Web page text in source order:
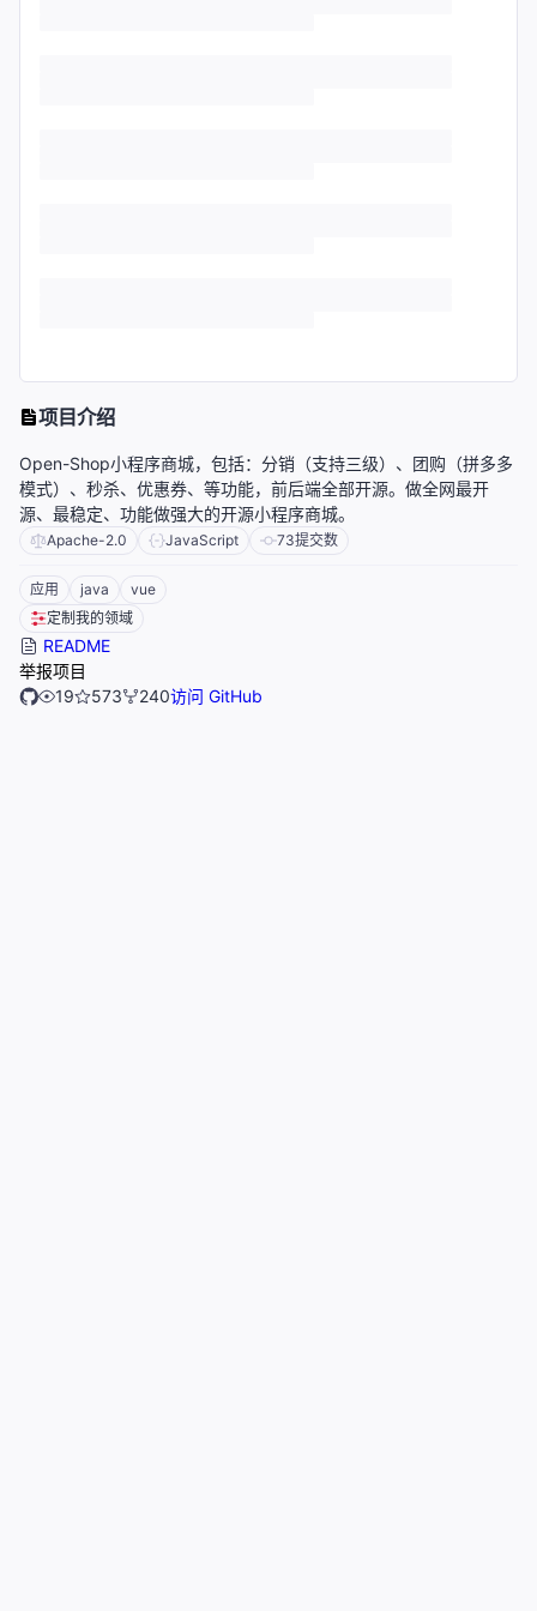
项目介绍
Open-Shop小程序商城，包括：分销（支持三级）、团购（拼多多
模式）、秒杀、优惠券、等功能，前后端全部开源。做全网最开
源、最稳定、功能做强大的开源小程序商城。
Apache-2.0 JavaScript 73提交数
应用 java
vue
定制我的领域
README
举报项目
19
573 240访问 GitHub